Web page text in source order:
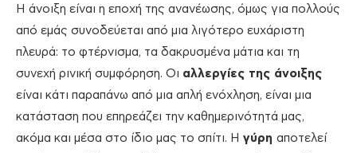
Η άνοιξη είναι η εποχή της ανανέωσης, όμως για πολλούς
από εμάς συνοδεύεται από μια λιγότερο ευχάριστη
πλευρά: το φτέρνισμα, τα δακρυσμένα μάτια και τη
συνεχή ρινική συμφόρηση. Οι αλλεργίες της άνοιξης
είναι κάτι παραπάνω από μια απλή ενόχληση, είναι μια
κατάσταση που επηρεάζει την καθημερινότητά μας,
ακόμα και μέσα στο ίδιο μας το σπίτι. Η γύρη αποτελεί